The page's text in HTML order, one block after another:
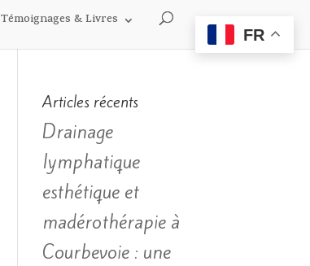
Témoignages & Livres
Articles récents
Drainage
lymphatique
esthétique et
madérothérapie à
Courbevoie : une
FR